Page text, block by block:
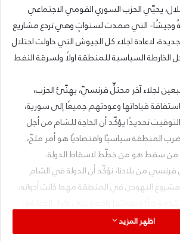
يحيّي الحزب السوري القومي الاجتماعي
وجيشًا- التي صمدت لسنواتٍ وهي تردع مشاريع
لاعادة اجلاء كل الجيوش التي حاولت احتلال
الخارطة السياسية للمنطقة اولًا ولسرقة النفط
لجلاء آخر محتلٍّ فرنسيّ، يهنّئ الحزب،
قياداتها وعودتهم جميعًا إلى سورية،
تحديدًا يؤكّد أن الحاجة للشام من أجل
المنطقة سياسيًا واقتصاديًا هو أمر ملحّ،
من سقط هو من خطّط لاسقاط الدولة.
من بلادنا، نؤكّد أن الدولة في الشام
اليهودي في المنطقة مهما كانت أدواته،
في لبنان وفلسطين.
اظهر المزيد